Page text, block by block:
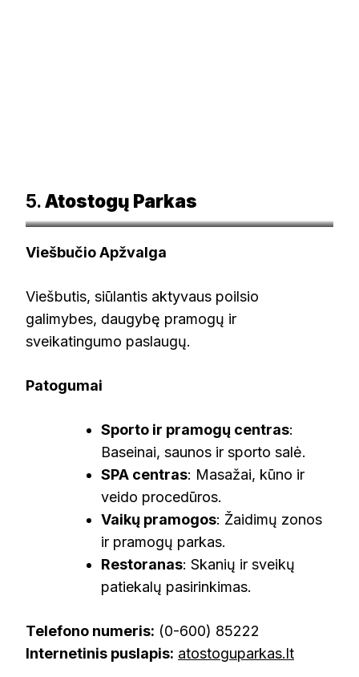
5.Atostogų Parkas
Viešbučio Apžvalga
Viešbutis, siūlantis aktyvaus poilsio
galimybes, daugybę pramogų ir
sveikatingumo paslaugų.
Patogumai
Sporto ir pramogų centras:
Baseinai, saunos ir sporto salė.
SPA centras: Masažai, kūno ir
veido procedūros.
Vaikų pramogos: Žaidimų zonos
ir pramogų parkas.
Restoranas: Skanių ir sveikų
patiekalų pasirinkimas.
Telefono numeris: (0-600) 85222
Internetinis puslapis: atostoguparkas.lt